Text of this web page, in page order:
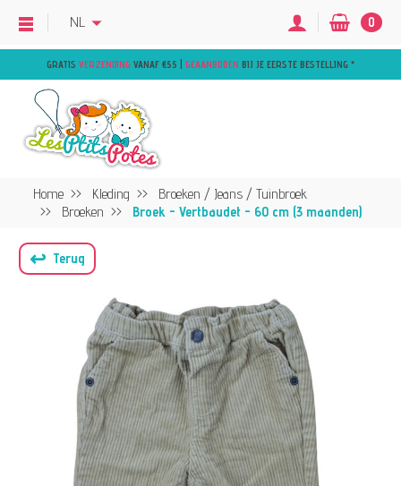
GRATIS VERZENDING VANAF €55 | GEAANBODEN BIJ JE EERSTE BESTELLING *
NL 0
Home Kleding
Broeken / Jeans / Tuinbroek
Broeken
Broek - Vertbaudet - 60 cm (3 maanden)
↩ Terug